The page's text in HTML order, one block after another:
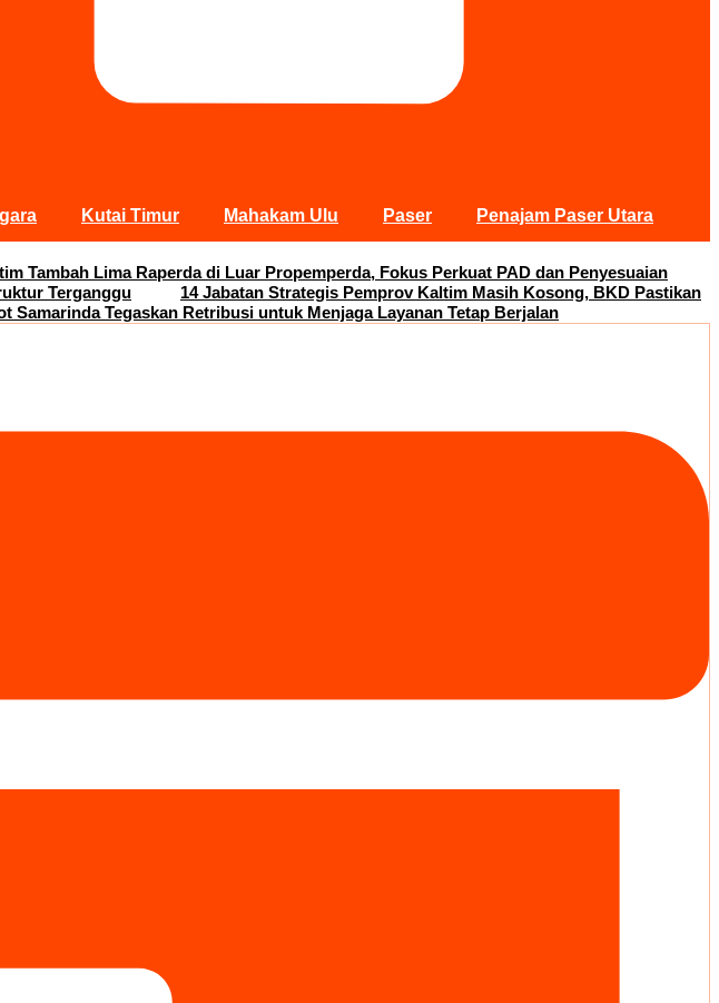
Kutai Timur Mahakam Ulu Paser Penajam Paser Utara
Tambah Lima Raperda di Luar Propemperda, Fokus Perkuat PAD dan Penyesuaian
Terganggu
14 Jabatan Strategis Pemprov Kaltim Masih Kosong, BKD Pastikan
Samarinda Tegaskan Retribusi untuk Menjaga Layanan Tetap Berjalan